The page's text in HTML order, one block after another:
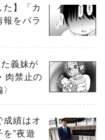
た】「カ
をバラ
義妹が
肉禁止の
成績はオ
”夜遊